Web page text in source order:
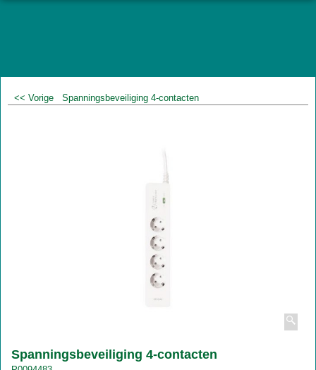
<< Vorige Spanningsbeveiliging 4-contacten
Spanningsbeveiliging 4-contacten